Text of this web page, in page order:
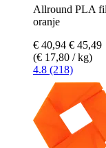
Allround PLA
oranje
€ 40,94 € 45,49
(€ 17,80 / kg)
4.8 (218)